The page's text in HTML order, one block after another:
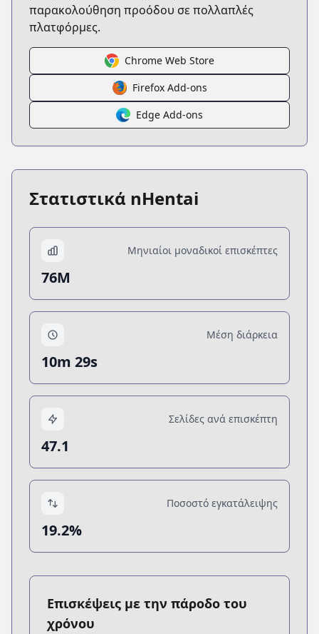
παρακολούθηση προόδου σε πολλαπλές
πλατφόρμες.
Chrome Web Store
Firefox Add-ons
Edge Add-ons
Στατιστικά nHentai
Μηνιαίοι μοναδικοί επισκέπτες
76M
Μέση διάρκεια
10m 29s
Σελίδες ανά επισκέπτη
47.1
Ποσοστό εγκατάλειψης
19.2%
Επισκέψεις με την πάροδο του
χρόνου